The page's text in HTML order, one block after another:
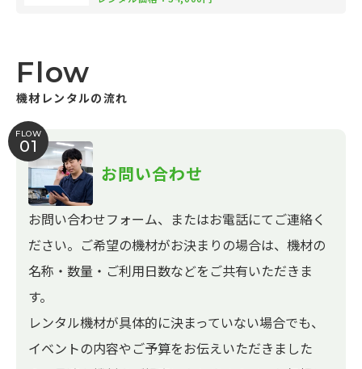
Flow
機材レンタルの流れ
FLOW
01
お問い合わせ
お問い合わせフォーム、またはお電話にてご連絡く
ださい。ご希望の機材がお決まりの場合は、機材の
名称・数量・ご利用日数などをご共有いただきま
す。
レンタル機材が具体的に決まっていない場合でも、
イベントの内容やご予算をお伝えいただきました